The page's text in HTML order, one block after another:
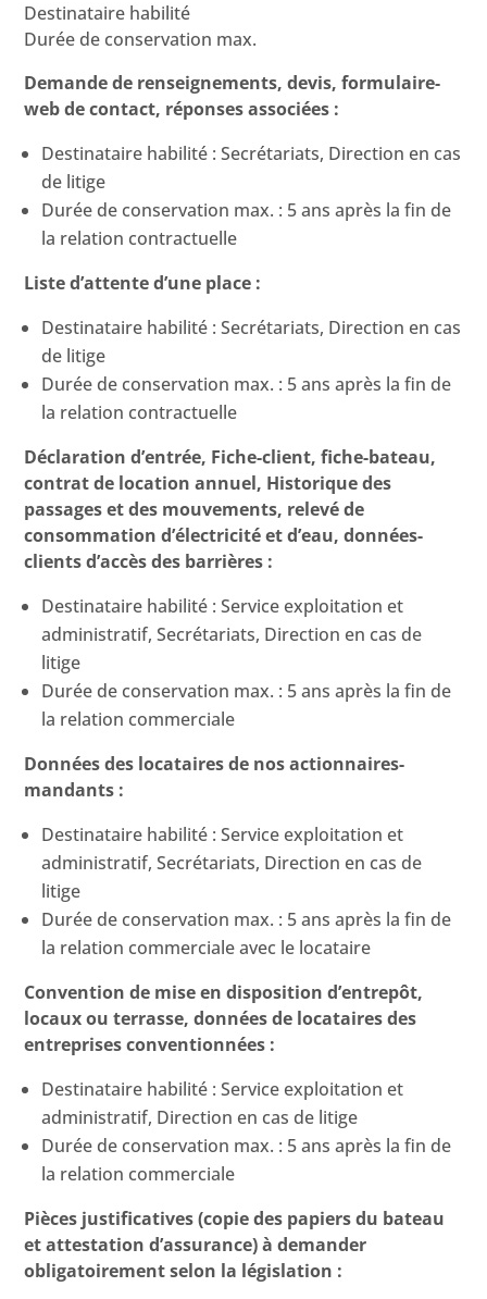
Destinataire habilité
Durée de conservation max.
Demande de renseignements, devis, formulaire-
web de contact, réponses associées :
Destinataire habilité : Secrétariats, Direction en cas
de litige
Durée de conservation max. : 5 ans après la fin de
la relation contractuelle
Liste d’attente d’une place :
Destinataire habilité : Secrétariats, Direction en cas
de litige
Durée de conservation max. : 5 ans après la fin de
la relation contractuelle
Déclaration d’entrée, Fiche-client, fiche-bateau,
contrat de location annuel, Historique des
passages et des mouvements, relevé de
consommation d’électricité et d’eau, données-
clients d’accès des barrières :
Destinataire habilité : Service exploitation et
administratif, Secrétariats, Direction en cas de
litige
Durée de conservation max. : 5 ans après la fin de
la relation commerciale
Données des locataires de nos actionnaires-
mandants :
Destinataire habilité : Service exploitation et
administratif, Secrétariats, Direction en cas de
litige
Durée de conservation max. : 5 ans après la fin de
la relation commerciale avec le locataire
Convention de mise en disposition d’entrepôt,
locaux ou terrasse, données de locataires des
entreprises conventionnées :
Destinataire habilité : Service exploitation et
administratif, Direction en cas de litige
Durée de conservation max. : 5 ans après la fin de
la relation commerciale
Pièces justificatives (copie des papiers du bateau
et attestation d’assurance) à demander
obligatoirement selon la législation :